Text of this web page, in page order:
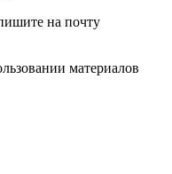
на почту
материалов